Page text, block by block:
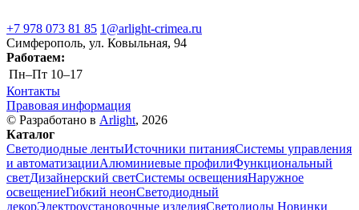
+7 978 073 81 85 1@arlight-crimea.ru
Симферополь, ул. Ковыльная, 94
Работаем:
Пн–Пт 10–17
Контакты
Правовая информация
© Разработано в Arlight, 2026
Каталог
Светодиодные лентыИсточники питанияСистемы управления
и автоматизацииАлюминиевые профилиФункциональный
светДизайнерский светСистемы освещенияНаружное
освещениеГибкий неонСветодиодный
декорЭлектроустановочные изделияСветодиоды Новинки